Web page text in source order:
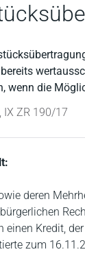
wenn die
IX ZR 190/17
deren
einen Kredit,
zum